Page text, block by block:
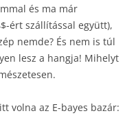
és ma már
ért szállítással együtt),
nemde? És nem is túl
lesz a hangja! Mihelyt
volna az E-bayes bazár: